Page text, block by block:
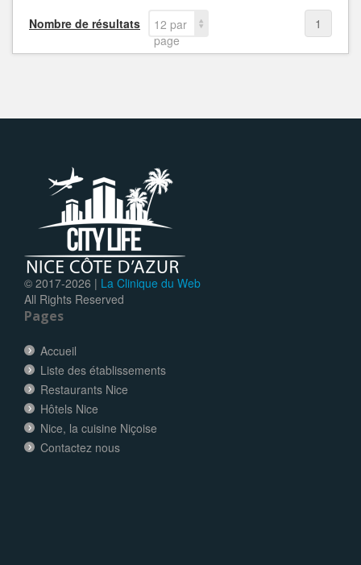
Nombre de résultats
12 par
page
1
© 2017-2026 | La Clinique du Web
All Rights Reserved
Pages
Accueil
Liste des établissements
Restaurants Nice
Hôtels Nice
Nice, la cuisine Niçoise
Contactez nous